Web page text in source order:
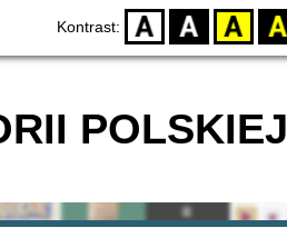
Kontrast: D BW YB BY
POLSKIEJ